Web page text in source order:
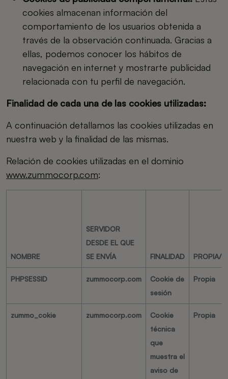
cookies almacenan información del
comportamiento de los usuarios obtenida a
través de la observación continuada. Gracias a
ellas, podemos conocer los hábitos de
navegación en internet y mostrarte publicidad
relacionada con tu perfil de navegación.
Finalidad de cada una de las cookies utilizadas:
A continuación detallamos las cookies utilizadas en
nuestra web y la finalidad de las mismas.
Relación de cookies utilizadas en el dominio
www.zummocorp.com:
NOMBRE
SERVIDOR
DESDE EL QUE
SE ENVÍA
FINALIDAD PROPIA/
PHPSESSID zummocorp.com
Cookie de
sesión
Propia
zummo_cokie zummocorp.com
Cookie
técnica
que
muestra el
aviso de
Propia